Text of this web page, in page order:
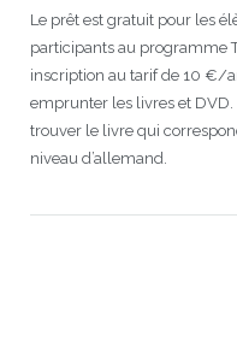
Anmeldung für
Actualités
Le prêt est gratuit pour les
participants au programme
inscription au tarif de 10 €/
emprunter les livres et DVD.
trouver le livre qui
niveau d’allemand.